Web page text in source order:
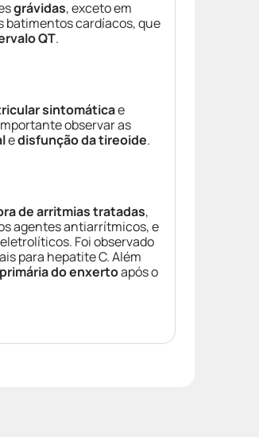
grávidas, exceto em
batimentos cardíacos, que
QT.
sintomáticae
observar as
edisfunção da tireoide.
de arritmias tratadas,
agentes antiarrítmicos, e
Foi observado
para hepatite C. Além
do enxertoapós o